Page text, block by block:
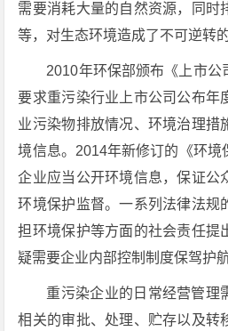
需要消耗大量的自然资源，同时
等，对生态环境造成了不可逆转的
2010年环保部颁布《上市公
要求重污染行业上市公司公布年
业污染物排放情况、环境治理措
境信息。2014年新修订的《环境
企业应当公开环境信息，保证公
环境保护监督。一系列法律法规
担环境保护等方面的社会责任提
疑需要企业内部控制制度保驾护航
重污染企业的日常经营管理
相关的审批、处理、贮存以及转